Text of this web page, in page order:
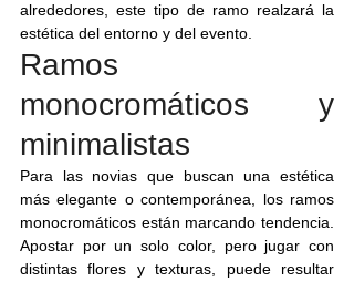
alrededores, este tipo de ramo realzará la
estética del entorno y del evento.
Ramos
monocromáticos y
minimalistas
Para las novias que buscan una estética
más elegante o contemporánea, los ramos
monocromáticos están marcando tendencia.
Apostar por un solo color, pero jugar con
distintas flores y texturas, puede resultar